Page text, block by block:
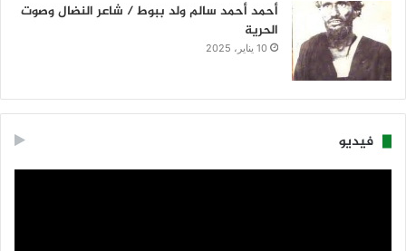
أحمد أحمد سالم ولد ببوط / شاعر النضال وصوت
الحرية
10 يناير، 2025
فيديو